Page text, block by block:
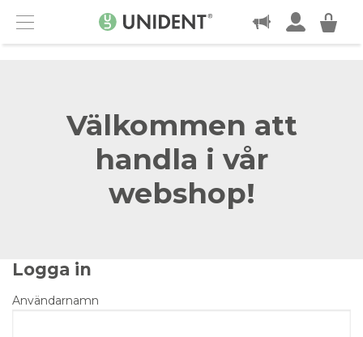
Menu
KONTAKT
Välkommen att
handla i vår
webshop!
Logga in
Användarnamn